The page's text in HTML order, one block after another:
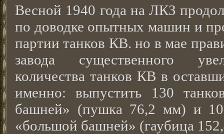
Весной 1940 года на ЛКЗ
по доводке опытных машин и
партии танков КВ. но в мае
завода существенного
количества танков КВ в
именно: выпустить 130
башней» (пушка 76,2 мм) и
«большой башней» (гаубица